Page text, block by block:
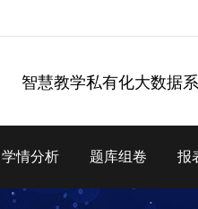
智慧教学私有化大数据
学情分析 题库组卷 报